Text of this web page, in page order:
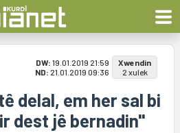
DW: 19.01.2019 21:59
ND: 21.01.2019 09:36
Xwendin
2 xulek
delal, em her sal bi
dest jê bernadin"